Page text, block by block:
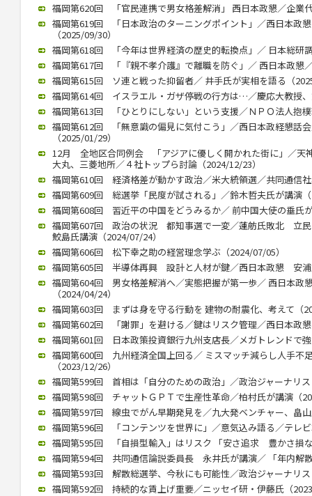
福岡第620回 「官民連携で男女格差解消」 西日本政懇／企業
福岡第619回 「日本政治のターニングポイント」／西日本政
（2025/09/30）
福岡第618回 「今年は世界経済の歴史的転換点」／ 日本総
福岡第617回 「『親不孝介護』で離職を防ぐ」／ 西日本政懇
福岡第615回 ソ連と戦った抑留者／ 井手氏が実相を語る（
福岡第614回 イスラエル・ガザ停戦の行方は…／慶応大教授
福岡第613回 「ひとりにしない」という支援／ＮＰＯ法人抱
福岡第612回 「無意識の偏見に気付こう」／西日本政経懇話
（2025/01/29）
12月 全地区合同例会 「アジアに優しく開かれた街に」／天
大丸、三菱地所／４社トップら討論（2024/12/23）
福岡第610回 経済格差が動かす政治／米大統領選／共同通信
福岡第609回 総選挙「民度が試される」／鈴木哲夫氏が講演
福岡第608回 習近平の中国をどうみるか／ 前中国大使の垂氏
福岡第607回 政治の状況 都知事選で一変／蓮舫氏敗北 立
鮫島氏講演（2024/07/24）
福岡第606回 松下幸之助の経営理念学ぶ（2024/07/05）
福岡第605回 半導体再興 設計と人材が鍵／西日本政懇 安浦
福岡第604回 男女格差解消へ／実態把握が第一歩／ 西日本政
（2024/04/24）
福岡第603回 まずは身を守る行動を 建物の耐震化、考えて（
福岡第602回 「謝罪」を避ける／鍵はリスク管理／西日本政
福岡第601回 日本政策投資銀行九州支店長／メガトレンドで
福岡第600回 九州経済全国上回る／ ミスマッチ減らし人手不
（2023/12/26）
福岡第599回 首相は「自分のための政治」／政治ジャーナリ
福岡第598回 チャットＧＰＴで生産性革命／柏村氏が講演（
福岡第597回 線虫でがん早期発見を／九大発ベンチャー、畠
福岡第596回 「コンテンツを世界に」／意気込み語る／テレ
福岡第595回 「自損型輸入」はリスク 「安さ追求 豊かさ損
福岡第594回 共同通信論説委員長 永井氏が講演／ 「年内解
福岡第593回 解散総選挙、今秋にも可能性／政治ジャーナリ
福岡第592回 持続的な賃上げ重要／ニッセイ研・伊藤氏（